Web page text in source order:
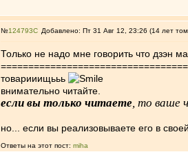
№124793 Добавлено: Пт 31 Авг 12, 23:26 (14 лет
Только не надо мне говорить что дзэн
товарииищььь
внимательно читайте.
если вы только читаете, то ваше
но... если вы реализовываете его в
Ответы на этот пост: miha